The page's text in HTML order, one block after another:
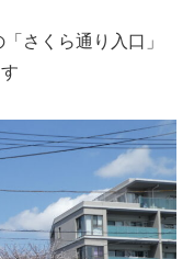
さくら通り入口」